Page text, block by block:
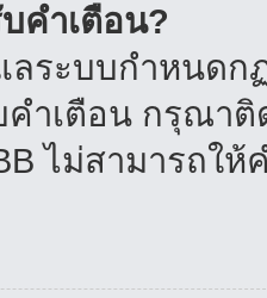
คำเตือน?
ระบบกำหนดก
คำเตือน กรุณา
ไม่สามารถใ